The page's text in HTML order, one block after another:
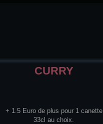
CURRY
+ 1.5 Euro de plus pour 1 canette
33cl au choix.